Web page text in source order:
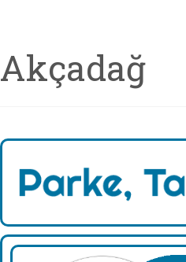
Akçadağ